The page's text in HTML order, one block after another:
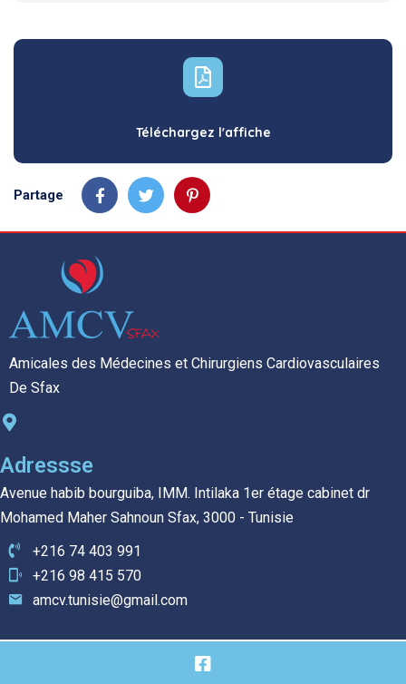
Téléchargez l'affiche
Partage
Amicales des Médecines et Chirurgiens Cardiovasculaires
De Sfax
Adressse
Avenue habib bourguiba, IMM. Intilaka 1er étage cabinet dr
Mohamed Maher Sahnoun Sfax, 3000 - Tunisie
+216 74 403 991
+216 98 415 570
amcv.tunisie@gmail.com